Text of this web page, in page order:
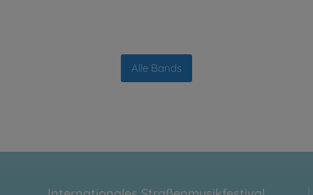
Alle Bands